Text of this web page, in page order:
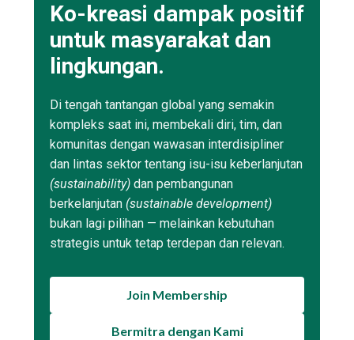
Ko-kreasi dampak positif
untuk masyarakat dan
lingkungan.
Di tengah tantangan global yang semakin
kompleks saat ini, membekali diri, tim, dan
komunitas dengan wawasan interdisipliner
dan lintas sektor tentang isu-isu keberlanjutan
(sustainability) dan pembangunan
berkelanjutan (sustainable development)
bukan lagi pilihan — melainkan kebutuhan
strategis untuk tetap terdepan dan relevan.
Join Membership
Bermitra dengan Kami